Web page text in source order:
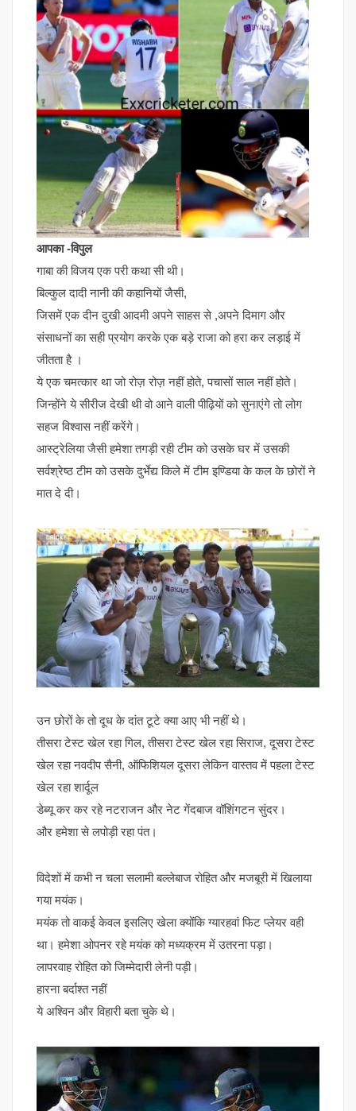
आपका -विपुल
गाबा की विजय एक परी कथा सी थी।
बिल्कुल दादी नानी की कहानियों जैसी,
जिसमें एक दीन दुखी आदमी अपने साहस से ,अपने दिमाग और
संसाधनों का सही प्रयोग करके एक बड़े राजा को हरा कर लड़ाई में
जीतता है ।
ये एक चमत्कार था जो रोज़ रोज़ नहीं होते, पचासों साल नहीं होते।
जिन्होंने ये सीरीज देखी थी वो आने वाली पीढ़ियों को सुनाएंगे तो लोग
सहज विश्वास नहीं करेंगे।
आस्ट्रेलिया जैसी हमेशा तगड़ी रही टीम को उसके घर में उसकी
सर्वश्रेष्ठ टीम को उसके दुर्भेद्य किले में टीम इण्डिया के कल के छोरों ने
मात दे दी।
उन छोरों के तो दूध के दांत टूटे क्या आए भी नहीं थे।
तीसरा टेस्ट खेल रहा गिल, तीसरा टेस्ट खेल रहा सिराज, दूसरा टेस्ट
खेल रहा नवदीप सैनी, ऑफिशियल दूसरा लेकिन वास्तव में पहला टेस्ट
खेल रहा शार्दूल
डेब्यू कर कर रहे नटराजन और नेट गेंदबाज वॉशिंगटन सुंदर।
और हमेशा से लपोड़ी रहा पंत।
विदेशों में कभी न चला सलामी बल्लेबाज रोहित और मजबूरी में खिलाया
गया मयंक।
मयंक तो वाकई केवल इसलिए खेला क्योंकि ग्यारहवां फिट प्लेयर वही
था। हमेशा ओपनर रहे मयंक को मध्यक्रम में उतरना पड़ा।
लापरवाह रोहित को जिम्मेदारी लेनी पड़ी।
हारना बर्दाश्त नहीं
ये अश्विन और विहारी बता चुके थे।